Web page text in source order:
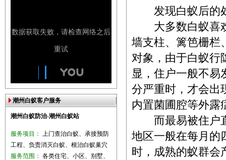
潮州白蚁客户服务
潮州白蚁防治-潮州白蚁站
服务项目： 上门查治白蚁、承接预防
工程、负责消灭白蚁、根治白蚁巢穴
服务范围： 各类住宅、小区、别墅、
发现白蚁后的
大多数白蚁喜欢
墙支柱、篱笆栅栏
对象，由于白蚁行
显，住户一般不易
分严重时，才会出
内置菌圃腔等外露
而最易被住户直
地区一般在每月的
时，成熟的蚁群会